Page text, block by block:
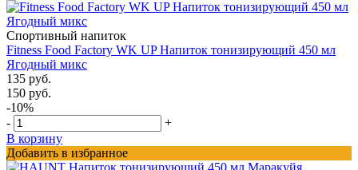
Спортивный напиток
Fitness Food Factory WK UP Напиток тонизирующий 450 мл
Ягодный микс
135 руб.
150 руб.
-10%
-
+
В корзину
Добавить в избранное